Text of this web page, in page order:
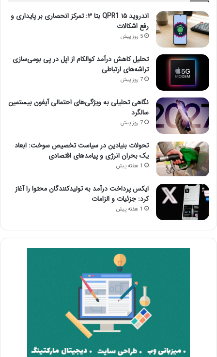
اندروید ۱۵ QPR1 بتا ۳: تمرکز انحصاری بر پایداری و
رفع اشکالات
5 روز پیش
تحلیل کاهش درآمد کوالکام از اپل در پی بومی‌سازی
تراشه‌های ارتباطی
7 روز پیش
نگاهی تحلیلی به ویژگی‌های احتمالی آیفون بیستمین
سالگرد
7 روز پیش
تحولات بنیادین در سیاست تخصیص سوخت: ابعاد
یک بحران انرژی و پیامدهای اقتصادی
1 هفته پیش
ایکس پرداخت درآمد به تولیدکنندگان محتوا را آغاز
کرد: جزئیات و الزامات
1 هفته پیش